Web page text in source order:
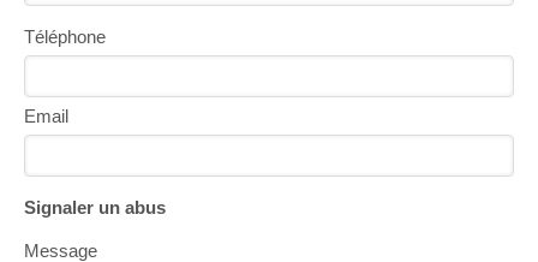
Téléphone
Email
Signaler un abus
Message